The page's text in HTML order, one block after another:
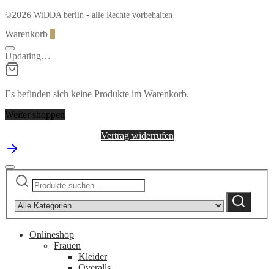
©2026 WiDDA berlin - alle Rechte vorbehalten
Warenkorb
Updating…
Es befinden sich keine Produkte im Warenkorb.
Weiter shoppen
Vertrag widerrufen
Suchen
nach:
category:
Suchen
Onlineshop
Frauen
Kleider